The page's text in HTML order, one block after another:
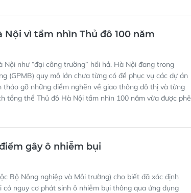
vì tầm nhìn Thủ đô 100 năm
Nội như “đại công trường” hối hả. Hà Nội đang trong
(GPMB) quy mô lớn chưa từng có để phục vụ các dự án
gỡ những điểm nghẽn về giao thông đô thị và từng
tổng thể Thủ đô Hà Nội tầm nhìn 100 năm vừa được phê
gây ô nhiễm bụi
Bộ Nông nghiệp và Môi trường) cho biết đã xác định
nguy cơ phát sinh ô nhiễm bụi thông qua ứng dụng